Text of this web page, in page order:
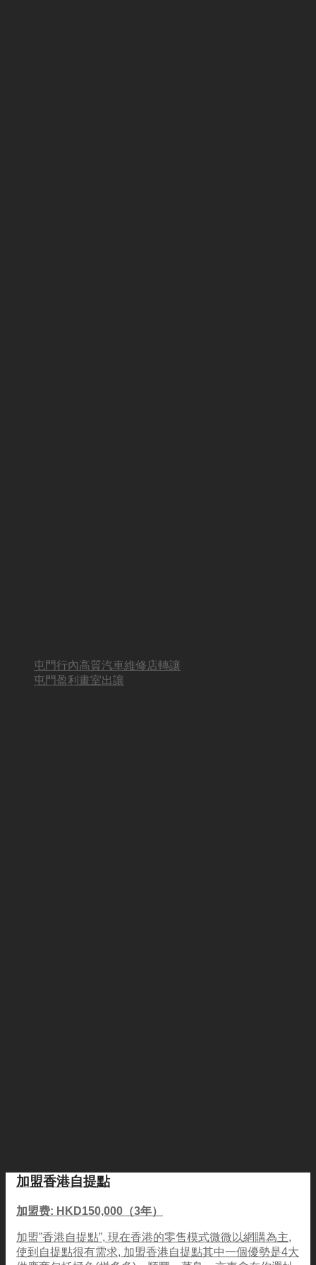
屯門行內高質汽車維修店轉讓
屯門盈利畫室出讓
加盟香港自提點
加盟费: HKD150,000（3年）
加盟”香港自提點”, 現在香港的零售模式微微以網購為主,
使到自提點很有需求, 加盟香港自提點其中一個優勢是4大